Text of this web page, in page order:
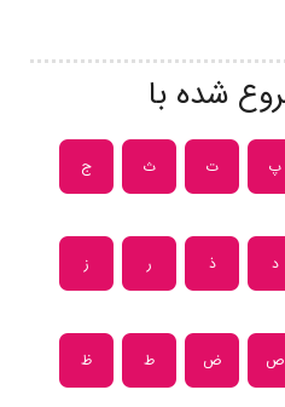
شده با
پ ت ث ج
د ذ ر ز
ص ض ط ظ